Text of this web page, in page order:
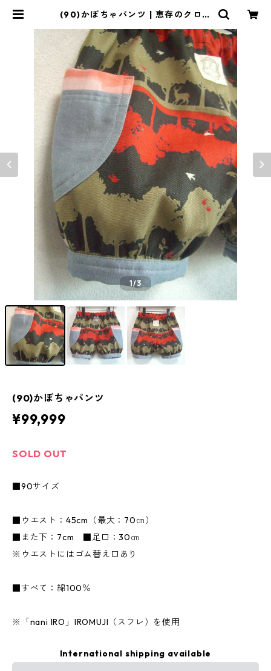
(90)かぼちゃパンツ | 恵存のクロー
1/3
(90)かぼちゃパンツ
¥99,999
SOLD OUT
■90サイズ
■ウエスト：45cm（最大：70㎝）
■また下：7cm ■足口：30㎝
※ウエストにはゴム替え口あり
■すべて：綿100％
※「nani IRO」IROMUJI（スフレ）を使用
International shipping available